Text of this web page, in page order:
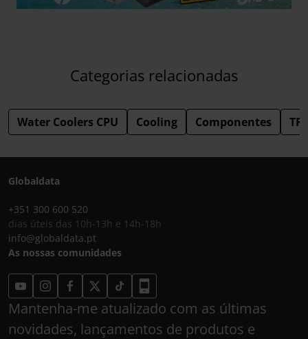
Categorias relacionadas
Water Coolers CPU Cooling Componentes
Globaldata
+351 300 600 520
dias úteis das 10h-13h e 14h-18h
info@globaldata.pt
As nossas comunidades
Mantenha-me atualizado com as últimas
novidades, lançamentos de produtos e